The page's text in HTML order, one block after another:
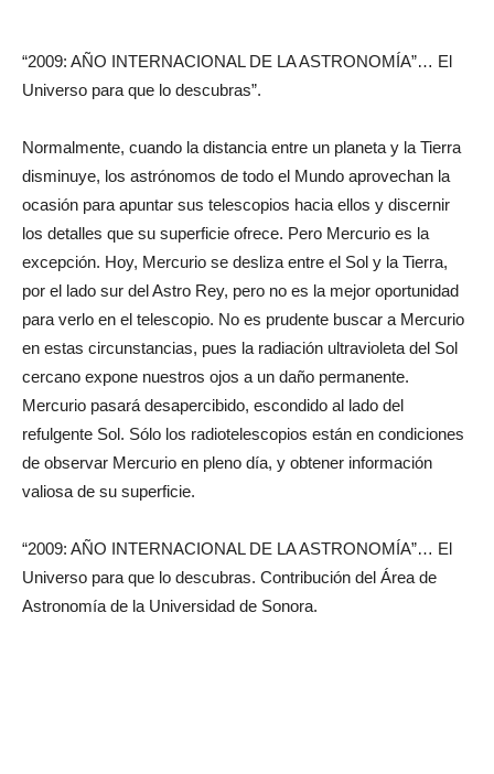
“2009: AÑO INTERNACIONAL DE LA ASTRONOMÍA”… El
Universo para que lo descubras”.
Normalmente, cuando la distancia entre un planeta y la Tierra
disminuye, los astrónomos de todo el Mundo aprovechan la
ocasión para apuntar sus telescopios hacia ellos y discernir
los detalles que su superficie ofrece. Pero Mercurio es la
excepción. Hoy, Mercurio se desliza entre el Sol y la Tierra,
por el lado sur del Astro Rey, pero no es la mejor oportunidad
para verlo en el telescopio. No es prudente buscar a Mercurio
en estas circunstancias, pues la radiación ultravioleta del Sol
cercano expone nuestros ojos a un daño permanente.
Mercurio pasará desapercibido, escondido al lado del
refulgente Sol. Sólo los radiotelescopios están en condiciones
de observar Mercurio en pleno día, y obtener información
valiosa de su superficie.
“2009: AÑO INTERNACIONAL DE LA ASTRONOMÍA”… El
Universo para que lo descubras. Contribución del Área de
Astronomía de la Universidad de Sonora.